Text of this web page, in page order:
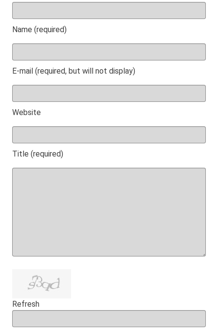
Name (required)
E-mail (required, but will not display)
Website
Title (required)
Refresh